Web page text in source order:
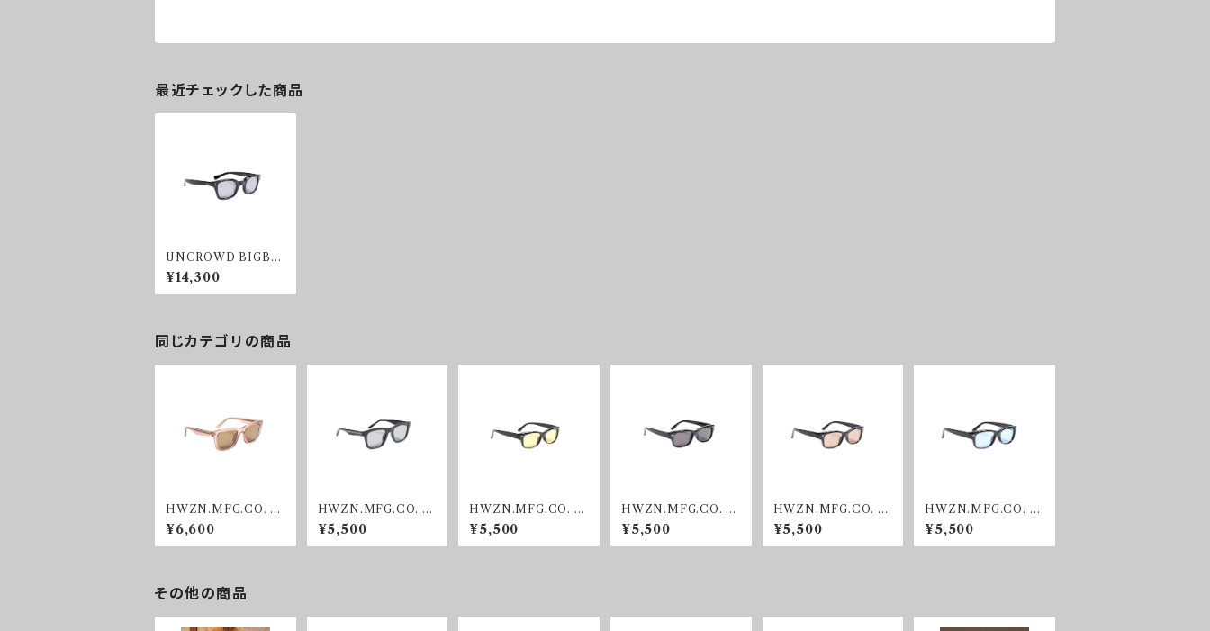
最近チェックした商品
UNCROWD BIGBL
UEBIRD SUNGLAS
S BLACK/SMOKE
¥14,300
同じカテゴリの商品
HWZN.MFG.CO. B
UBBLEGUM SUNG
RASS
¥6,600
HWZN.MFG.CO. BI
KER SHADE GREY
¥5,500
HWZN.MFG.CO. BI
KER SHADE YELLO
W
¥5,500
HWZN.MFG.CO. BI
KER SHADE SMOK
E
¥5,500
HWZN.MFG.CO. BI
KER SHADE BROW
N
¥5,500
HWZN.MFG.CO. BI
KER SHADE BLUE
¥5,500
その他の商品